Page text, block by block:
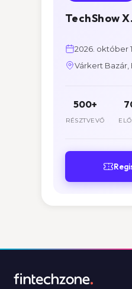
TechShow X.
2026. október
Várkert Bazár,
500+
RÉSZTVEVŐ